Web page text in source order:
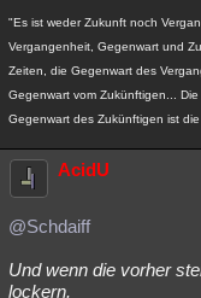
"Es ist weder Zukunft noch
Vergangenheit, Gegenwart und
Zeiten, die Gegenwart des
Gegenwart vom Zukünftigen...
Gegenwart des Zukünftigen ist
AcidU
@Schdaiff
Und wenn die vorher
lockern.